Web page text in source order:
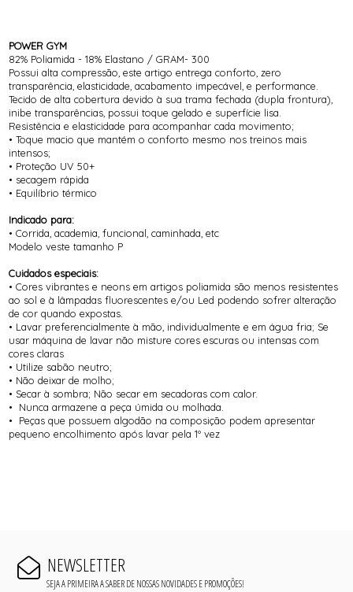
POWER GYM
82% Poliamida - 18% Elastano / GRAM- 300
Possui alta compressão, este artigo entrega conforto, zero
transparência, elasticidade, acabamento impecável, e performance.
Tecido de alta cobertura devido à sua trama fechada (dupla frontura),
inibe transparências, possui toque gelado e superfície lisa.
Resistência e elasticidade para acompanhar cada movimento;
• Toque macio que mantém o conforto mesmo nos treinos mais
intensos;
• Proteção UV 50+
• secagem rápida
• Equilíbrio térmico
Indicado para:
• Corrida, academia, funcional, caminhada, etc
Modelo veste tamanho P
Cuidados especiais:
• Cores vibrantes e neons em artigos poliamida são menos resistentes
ao sol e à lâmpadas fluorescentes e/ou Led podendo sofrer alteração
de cor quando expostas.
• Lavar preferencialmente à mão, individualmente e em água fria; Se
usar máquina de lavar não misture cores escuras ou intensas com
cores claras
• Utilize sabão neutro;
• Não deixar de molho;
• Secar à sombra; Não secar em secadoras com calor.
• Nunca armazene a peça úmida ou molhada.
• Peças que possuem algodão na composição podem apresentar
pequeno encolhimento após lavar pela 1º vez
NEWSLETTER
SEJA A PRIMEIRA A SABER DE NOSSAS NOVIDADES E PROMOÇÕES!